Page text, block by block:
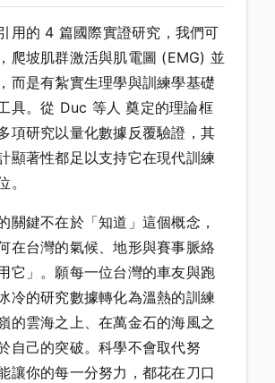
用的 4 篇國際實證研究，我們可
爬坡肌群激活與肌電圖 (EMG) 並
而是有紮實生理學與訓練學基礎
具。從 Duc 等人 奠定的理論框
項研究以量化數據反覆驗證，其
顯著性都足以支持它在現代訓練
。
關鍵不在於「知道」這個概念，
在台灣的氣候、地形與賽事脈絡
它」。願每一位台灣的車友與跑
冷的研究數據轉化為溫熱的訓練
的雲海之上、在萬金石的海風之
自己的突破。科學不會取代努
讓你的每一分努力，都花在刀口